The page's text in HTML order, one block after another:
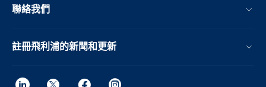
聯絡我們
註冊飛利浦的新聞和更新